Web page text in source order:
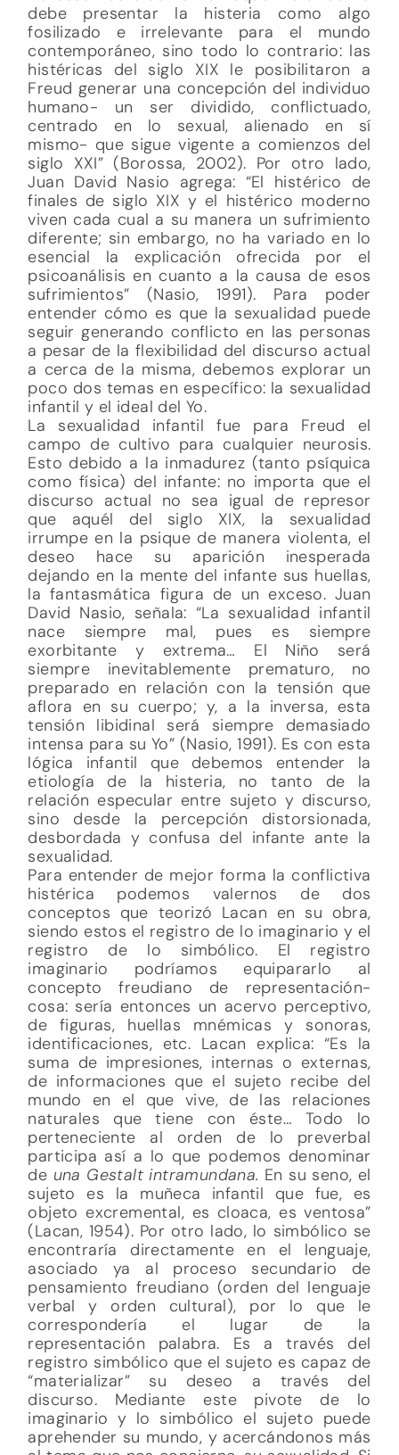
debe presentar la histeria como algo
fosilizado e irrelevante para el mundo
contemporáneo, sino todo lo contrario: las
histéricas del siglo XIX le posibilitaron a
Freud generar una concepción del individuo
humano- un ser dividido, conflictuado,
centrado en lo sexual, alienado en sí
mismo- que sigue vigente a comienzos del
siglo XXI” (Borossa, 2002). Por otro lado,
Juan David Nasio agrega: “El histérico de
finales de siglo XIX y el histérico moderno
viven cada cual a su manera un sufrimiento
diferente; sin embargo, no ha variado en lo
esencial la explicación ofrecida por el
psicoanálisis en cuanto a la causa de esos
sufrimientos” (Nasio, 1991). Para poder
entender cómo es que la sexualidad puede
seguir generando conflicto en las personas
a pesar de la flexibilidad del discurso actual
a cerca de la misma, debemos explorar un
poco dos temas en específico: la sexualidad
infantil y el ideal del Yo.
La sexualidad infantil fue para Freud el
campo de cultivo para cualquier neurosis.
Esto debido a la inmadurez (tanto psíquica
como física) del infante: no importa que el
discurso actual no sea igual de represor
que aquél del siglo XIX, la sexualidad
irrumpe en la psique de manera violenta, el
deseo hace su aparición inesperada
dejando en la mente del infante sus huellas,
la fantasmática figura de un exceso. Juan
David Nasio, señala: “La sexualidad infantil
nace siempre mal, pues es siempre
exorbitante y extrema… El Niño será
siempre inevitablemente prematuro, no
preparado en relación con la tensión que
aflora en su cuerpo; y, a la inversa, esta
tensión libidinal será siempre demasiado
intensa para su Yo” (Nasio, 1991). Es con esta
lógica infantil que debemos entender la
etiología de la histeria, no tanto de la
relación especular entre sujeto y discurso,
sino desde la percepción distorsionada,
desbordada y confusa del infante ante la
sexualidad.
Para entender de mejor forma la conflictiva
histérica podemos valernos de dos
conceptos que teorizó Lacan en su obra,
siendo estos el registro de lo imaginario y el
registro de lo simbólico. El registro
imaginario podríamos equipararlo al
concepto freudiano de representación-
cosa: sería entonces un acervo perceptivo,
de figuras, huellas mnémicas y sonoras,
identificaciones, etc. Lacan explica: “Es la
suma de impresiones, internas o externas,
de informaciones que el sujeto recibe del
mundo en el que vive, de las relaciones
naturales que tiene con éste… Todo lo
perteneciente al orden de lo preverbal
participa así a lo que podemos denominar
de una Gestalt intramundana. En su seno, el
sujeto es la muñeca infantil que fue, es
objeto excremental, es cloaca, es ventosa”
(Lacan, 1954). Por otro lado, lo simbólico se
encontraría directamente en el lenguaje,
asociado ya al proceso secundario de
pensamiento freudiano (orden del lenguaje
verbal y orden cultural), por lo que le
correspondería el lugar de la
representación palabra. Es a través del
registro simbólico que el sujeto es capaz de
“materializar” su deseo a través del
discurso. Mediante este pivote de lo
imaginario y lo simbólico el sujeto puede
aprehender su mundo, y acercándonos más